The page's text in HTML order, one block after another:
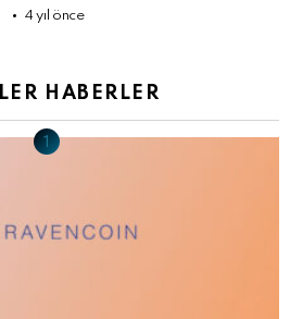
4 yıl önce
HABERLER